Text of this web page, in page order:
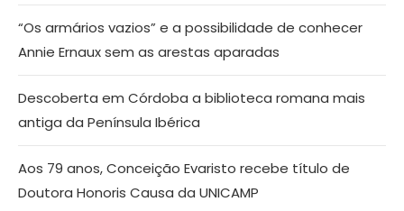
“Os armários vazios” e a possibilidade de conhecer
Annie Ernaux sem as arestas aparadas
Descoberta em Córdoba a biblioteca romana mais
antiga da Península Ibérica
Aos 79 anos, Conceição Evaristo recebe título de
Doutora Honoris Causa da UNICAMP